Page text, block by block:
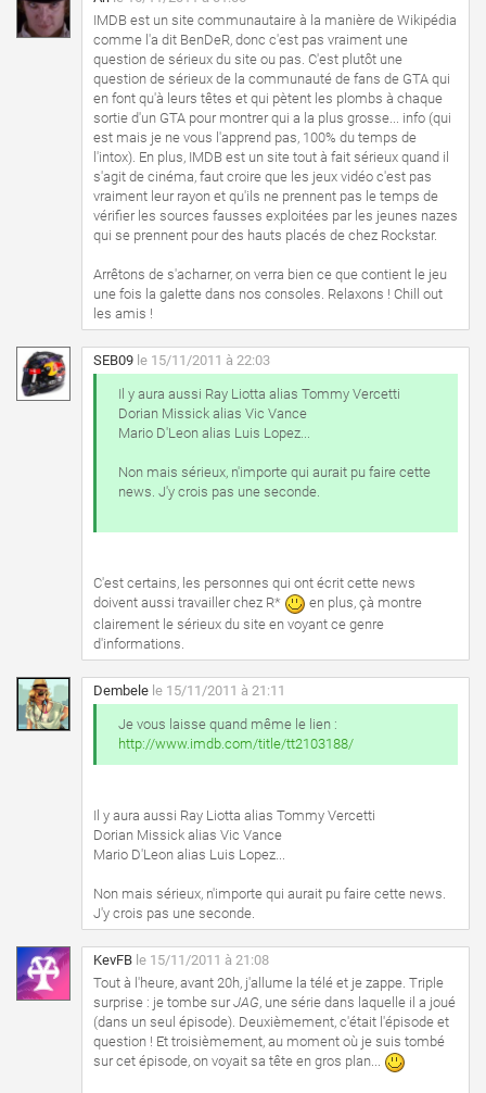
IMDB est un site communautaire à la manière de Wikipédia
comme l'a dit BenDeR, donc c'est pas vraiment une
question de sérieux du site ou pas. C'est plutôt une
question de sérieux de la communauté de fans de GTA qui
en font qu'à leurs têtes et qui pètent les plombs à chaque
sortie d'un GTA pour montrer qui a la plus grosse... info (qui
est mais je ne vous l'apprend pas, 100% du temps de
l'intox). En plus, IMDB est un site tout à fait sérieux quand il
s'agit de cinéma, faut croire que les jeux vidéo c'est pas
vraiment leur rayon et qu'ils ne prennent pas le temps de
vérifier les sources fausses exploitées par les jeunes nazes
qui se prennent pour des hauts placés de chez Rockstar.
Arrêtons de s'acharner, on verra bien ce que contient le jeu
une fois la galette dans nos consoles. Relaxons ! Chill out
les amis !
SEB09 le 15/11/2011 à 22:03
Il y aura aussi Ray Liotta alias Tommy Vercetti
Dorian Missick alias Vic Vance
Mario D'Leon alias Luis Lopez...
Non mais sérieux, n'importe qui aurait pu faire cette
news. J'y crois pas une seconde.
C'est certains, les personnes qui ont écrit cette news
doivent aussi travailler chez R*
en plus, çà montre
clairement le sérieux du site en voyant ce genre
d'informations.
Dembele le 15/11/2011 à 21:11
Je vous laisse quand même le lien :
http://www.imdb.com/title/tt2103188/
Il y aura aussi Ray Liotta alias Tommy Vercetti
Dorian Missick alias Vic Vance
Mario D'Leon alias Luis Lopez...
Non mais sérieux, n'importe qui aurait pu faire cette news.
J'y crois pas une seconde.
KevFB le 15/11/2011 à 21:08
Tout à l'heure, avant 20h, j'allume la télé et je zappe. Triple
surprise : je tombe surJAG, une série dans laquelle il a joué
(dans un seul épisode). Deuxièmement, c'était l'épisode et
question ! Et troisièmement, au moment où je suis tombé
sur cet épisode, on voyait sa tête en gros plan...